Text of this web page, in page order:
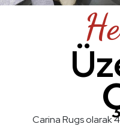
Carina Rugs olarak